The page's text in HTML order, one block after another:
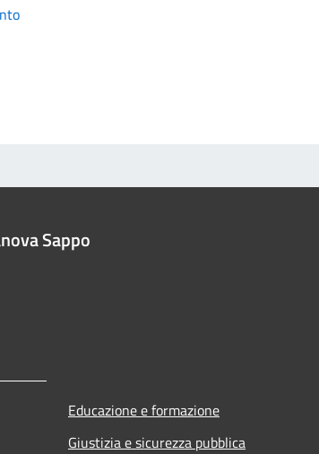
Sappo
Educazione e formazione
Giustizia e sicurezza pubblica